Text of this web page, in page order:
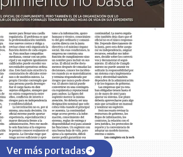
Ver más portadas